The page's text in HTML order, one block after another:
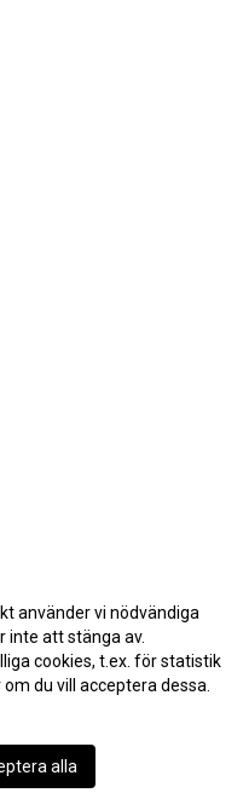
använder vi nödvändiga
inte att stänga av.
cookies, t.ex. för statistik
du vill acceptera dessa.
alla